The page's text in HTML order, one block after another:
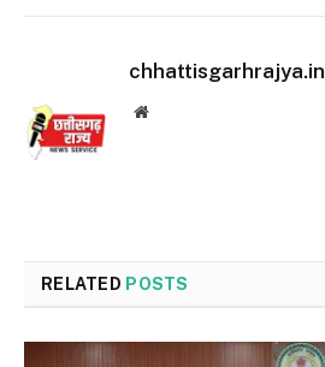
chhattisgarhrajya.in
Website
RELATED POSTS